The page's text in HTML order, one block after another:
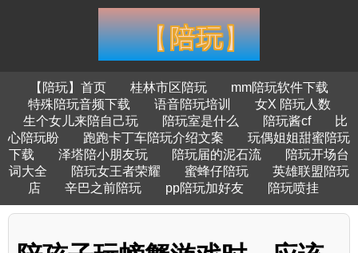
【陪玩】首页 桂林市区陪玩
mm陪玩软件下载
特殊陪玩音频下载
语音陪玩培训
女X 陪玩人数
生个女儿来陪自己玩
陪玩室是什么 陪玩酱cf
比
心陪玩盼
跑跑卡丁车陪玩介绍文案
玩偶姐姐甜蜜陪玩
下载
泽塔陪小朋友玩 陪玩届的泥石流
陪玩开场台
词大全
陪玩女王者荣耀 蜜蜂仔陪玩
英雄联盟陪玩
店
辛巴之前陪玩 pp陪玩加好友 陪玩喷挂